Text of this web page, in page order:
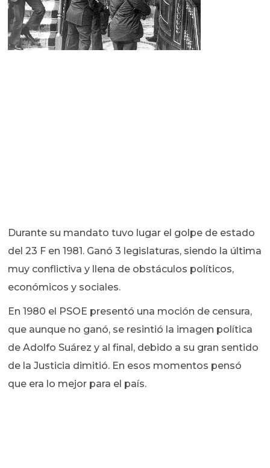
Durante su mandato tuvo lugar el golpe de estado
del 23 F en 1981. Ganó 3 legislaturas, siendo la última
muy conflictiva y llena de obstáculos políticos,
económicos y sociales.
En 1980 el PSOE presentó una moción de censura,
que aunque no ganó, se resintió la imagen política
de Adolfo Suárez y al final, debido a su gran sentido
de la Justicia dimitió. En esos momentos pensó
que era lo mejor para el país.